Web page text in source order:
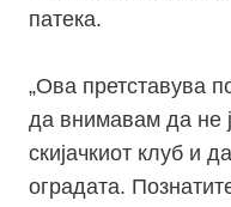
патека.
„Ова претставува
да внимавам да не
скијачкиот клуб и
оградата.